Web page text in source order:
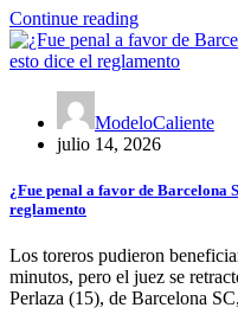
Continue reading
ModeloCaliente
julio 14, 2026
¿Fue penal a favor de Barcelona
reglamento
Los toreros pudieron
minutos, pero el juez se
Perlaza (15), de Barcelona